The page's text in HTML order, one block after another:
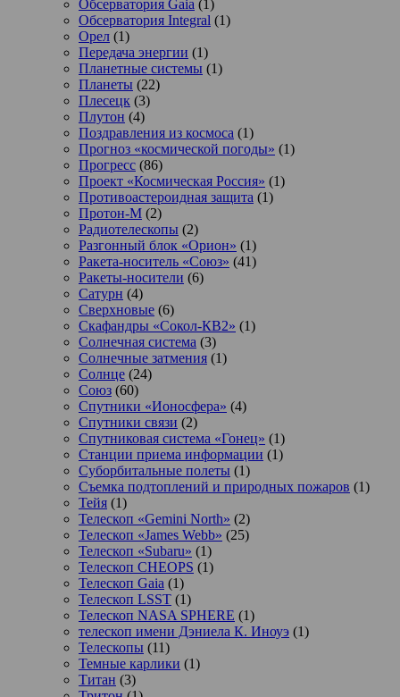
Обсерватория Gaia (1)
Обсерватория Integral (1)
Орел (1)
Передача энергии (1)
Планетные системы (1)
Планеты (22)
Плесецк (3)
Плутон (4)
Поздравления из космоса (1)
Прогноз «космической погоды» (1)
Прогресс (86)
Проект «Космическая Россия» (1)
Противоастероидная защита (1)
Протон-М (2)
Радиотелескопы (2)
Разгонный блок «Орион» (1)
Ракета-носитель «Союз» (41)
Ракеты-носители (6)
Сатурн (4)
Сверхновые (6)
Скафандры «Сокол-КВ2» (1)
Солнечная система (3)
Солнечные затмения (1)
Солнце (24)
Союз (60)
Спутники «Ионосфера» (4)
Спутники связи (2)
Спутниковая система «Гонец» (1)
Станции приема информации (1)
Суборбитальные полеты (1)
Съемка подтоплений и природных пожаров (1)
Тейя (1)
Телескоп «Gemini North» (2)
Телескоп «James Webb» (25)
Телескоп «Subaru» (1)
Телескоп CHEOPS (1)
Телескоп Gaia (1)
Телескоп LSST (1)
Телескоп NASA SPHERE (1)
телескоп имени Дэниела К. Иноуэ (1)
Телескопы (11)
Темные карлики (1)
Титан (3)